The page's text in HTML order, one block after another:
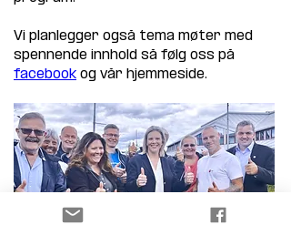
Vi planlegger også tema møter med
spennende innhold så følg oss på
facebook og vår hjemmeside.